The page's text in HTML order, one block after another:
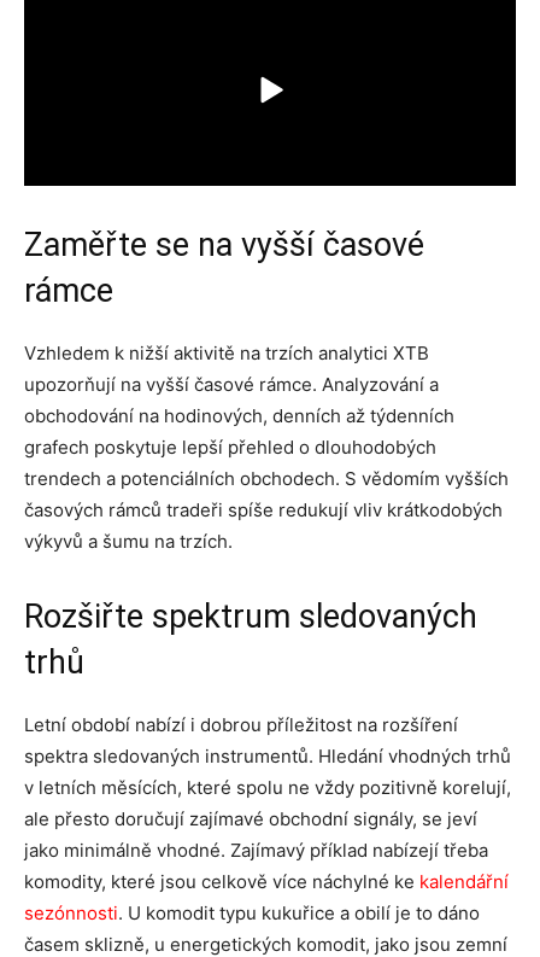
Zaměřte se na vyšší časové
rámce
Vzhledem k nižší aktivitě na trzích analytici XTB
upozorňují na vyšší časové rámce. Analyzování a
obchodování na hodinových, denních až týdenních
grafech poskytuje lepší přehled o dlouhodobých
trendech a potenciálních obchodech. S vědomím vyšších
časových rámců tradeři spíše redukují vliv krátkodobých
výkyvů a šumu na trzích.
Rozšiřte spektrum sledovaných
trhů
Letní období nabízí i dobrou příležitost na rozšíření
spektra sledovaných instrumentů. Hledání vhodných trhů
v letních měsících, které spolu ne vždy pozitivně korelují,
ale přesto doručují zajímavé obchodní signály, se jeví
jako minimálně vhodné. Zajímavý příklad nabízejí třeba
komodity, které jsou celkově více náchylné ke kalendářní
sezónnosti. U komodit typu kukuřice a obilí je to dáno
časem sklizně, u energetických komodit, jako jsou zemní